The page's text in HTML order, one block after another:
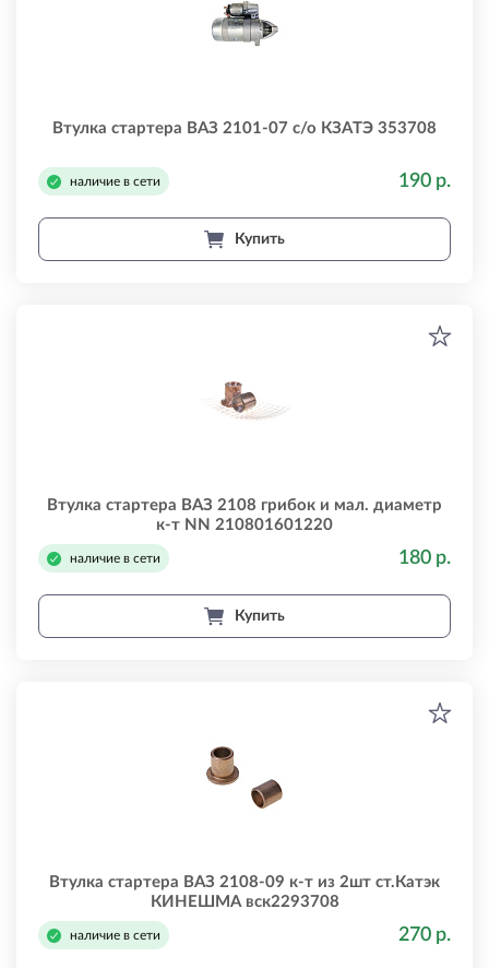
Втулка стартера ВАЗ 2101-07 с/о КЗАTЭ 353708
наличие в сети 190 р.
Купить
Втулка стартера ВАЗ 2108 грибок и мал. диаметр
к-т NN 210801601220
наличие в сети 180 р.
Купить
Втулка стартера ВАЗ 2108-09 к-т из 2шт ст.Катэк
КИНЕШМА вск2293708
наличие в сети 270 р.